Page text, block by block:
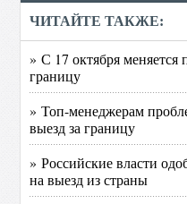
ЧИТАЙТЕ ТАКЖЕ:
» С 17 октября меняется
границу
» Топ-менеджерам
выезд за границу
» Российские власти
на выезд из страны